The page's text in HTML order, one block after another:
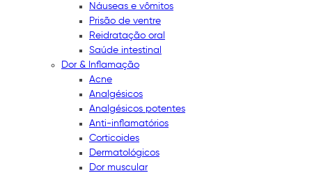
Náuseas e vômitos
Prisão de ventre
Reidratação oral
Saúde intestinal
Dor & Inflamação
Acne
Analgésicos
Analgésicos potentes
Anti-inflamatórios
Corticoides
Dermatológicos
Dor muscular